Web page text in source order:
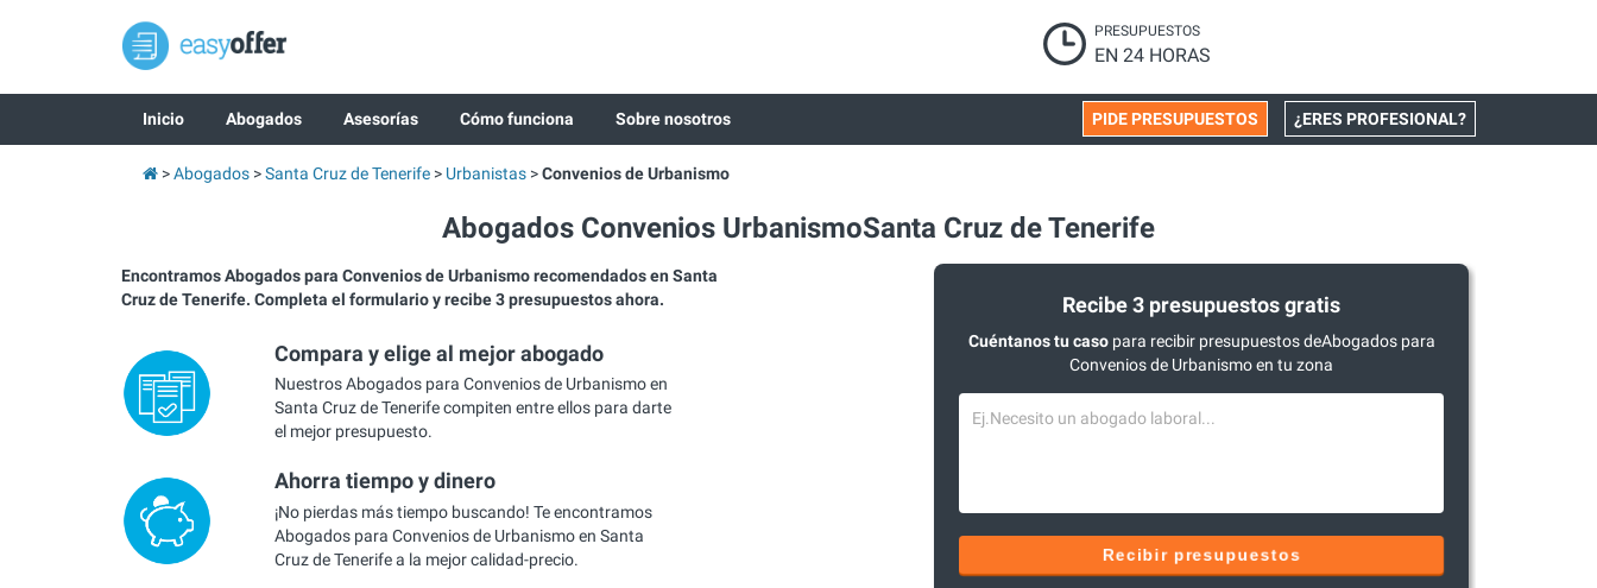
PRESUPUESTOS
EN 24 HORAS
Inicio Abogados Asesorías Cómo funciona Sobre nosotros ¿ERES PROFESIONAL?
PIDE PRESUPUESTOS
Abogados Santa Cruz de Tenerife Urbanistas Convenios de Urbanismo
Abogados Convenios UrbanismoSanta Cruz de Tenerife
Encontramos Abogados para Convenios de Urbanismo recomendados en Santa
Cruz de Tenerife. Completa el formulario y recibe 3 presupuestos ahora.
Compara y elige al mejor abogado
Nuestros Abogados para Convenios de Urbanismo en
Santa Cruz de Tenerife compiten entre ellos para darte
el mejor presupuesto.
Ahorra tiempo y dinero
¡No pierdas más tiempo buscando! Te encontramos
Abogados para Convenios de Urbanismo en Santa
Cruz de Tenerife a la mejor calidad-precio.
Recibe 3 presupuestos gratis
Cuéntanos tu casopara recibir presupuestos deAbogados para
Convenios de Urbanismo en tu zona
Recibir presupuestos